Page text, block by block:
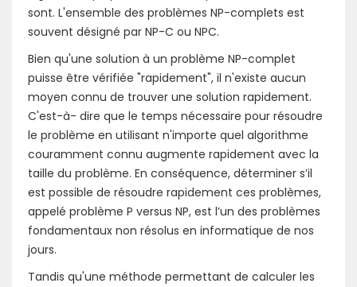
sont. L'ensemble des problèmes NP-complets est
souvent désigné par NP-C ou NPC.
Bien qu'une solution à un problème NP-complet
puisse être vérifiée "rapidement", il n'existe aucun
moyen connu de trouver une solution rapidement.
C'est-à- dire que le temps nécessaire pour résoudre
le problème en utilisant n'importe quel algorithme
couramment connu augmente rapidement avec la
taille du problème. En conséquence, déterminer s’il
est possible de résoudre rapidement ces problèmes,
appelé problème P versus NP, est l’un des problèmes
fondamentaux non résolus en informatique de nos
jours.
Tandis qu'une méthode permettant de calculer les